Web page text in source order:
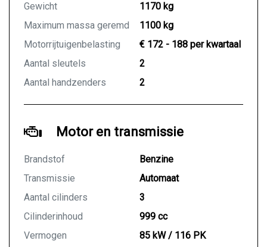
Gewicht
1170 kg
Maximum massa geremd
1100 kg
Motorrijtuigenbelasting
€ 172 - 188 per kwartaal
Aantal sleutels
2
Aantal handzenders
2
Motor en transmissie
Brandstof
Benzine
Transmissie
Automaat
Aantal cilinders
3
Cilinderinhoud
999 cc
Vermogen
85 kW / 116 PK